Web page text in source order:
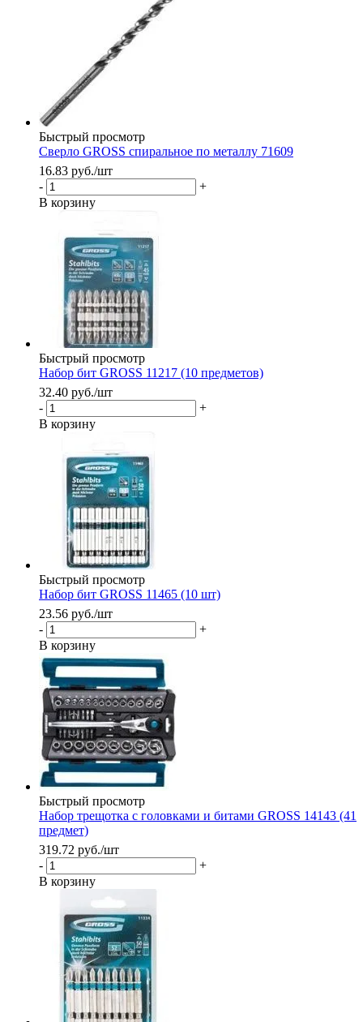
Быстрый просмотр
Сверло GROSS спиральное по металлу 71609
16.83 руб./шт
-
+
В корзину
Быстрый просмотр
Набор бит GROSS 11217 (10 предметов)
32.40 руб./шт
-
+
В корзину
Быстрый просмотр
Набор бит GROSS 11465 (10 шт)
23.56 руб./шт
-
+
В корзину
Быстрый просмотр
Набор трещотка с головками и битами GROSS 14143 (41
предмет)
319.72 руб./шт
-
+
В корзину